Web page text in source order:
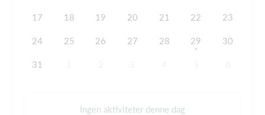
17 18 19 20 21 22 23
24 25 26 27 28 29 30
31
Ingen aktiviteter denne dag